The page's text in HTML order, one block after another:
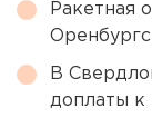
Ракетная
В
доплаты к